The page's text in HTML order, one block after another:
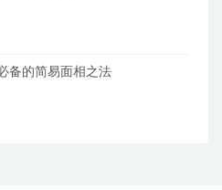
备的简易面相之法